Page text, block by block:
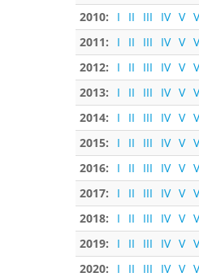
2010:
I II III IV V
2011:
I II III IV V
2012:
I II III IV V
2013:
I II III IV V
2014:
I II III IV V
2015:
I II III IV V
2016:
I II III IV V
2017:
I II III IV V
2018:
I II III IV V
2019:
I II III IV V
2020:
I II III IV V